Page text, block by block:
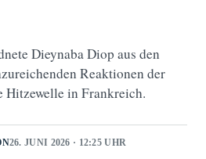
Dieynaba Diop aus den
Reaktionen der
Hitzewelle in Frankreich.
26. JUNI 2026 · 12:25 UHR